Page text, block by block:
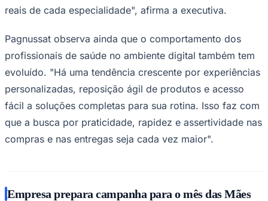
reais de cada especialidade", afirma a executiva.
Pagnussat observa ainda que o comportamento dos
profissionais de saúde no ambiente digital também tem
evoluído. "Há uma tendência crescente por experiências
personalizadas, reposição ágil de produtos e acesso
fácil a soluções completas para sua rotina. Isso faz com
que a busca por praticidade, rapidez e assertividade nas
compras e nas entregas seja cada vez maior".
Empresa prepara campanha para o mês das Mães